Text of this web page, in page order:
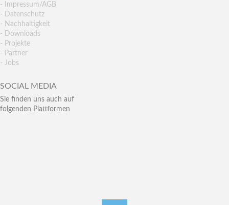
- Impressum/AGB
- Datenschutz
- Nachhaltigkeit
- Downloads
- Projekte
- Partner
- Jobs
SOCIAL MEDIA
Sie finden uns auch auf
folgenden Plattformen